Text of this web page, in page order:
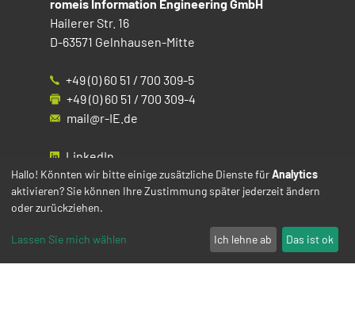
romeis Information Engineering GmbH
Hailerer Str. 16
D-63571 Gelnhausen-Mitte
+49 (0) 60 51 / 700 309-5
+49 (0) 60 51 / 700 309-4
mail@r-IE.de
LinkedIn
Instagram
Facebook
YouTube
Hallo! Könnten wir bitte einige zusätzliche Dienste fürAnalytics
aktivieren? Sie können Ihre Zustimmung später jederzeit ändern
oder zurückziehen.
Lassen Sie mich wählen Ich lehne ab Das ist ok